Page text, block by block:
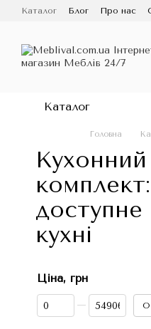
Перейти до основного
Каталог Блог Про нас
Каталог
Головна
кухні
Ціна, грн
Від Ціна, грн
До Ціна, грн